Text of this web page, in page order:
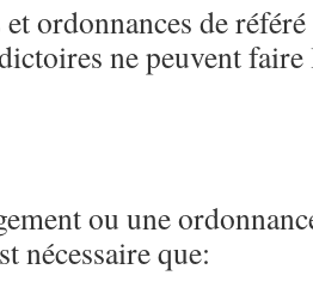
ordonnances de
ne peuvent faire
ou une
nécessaire que: